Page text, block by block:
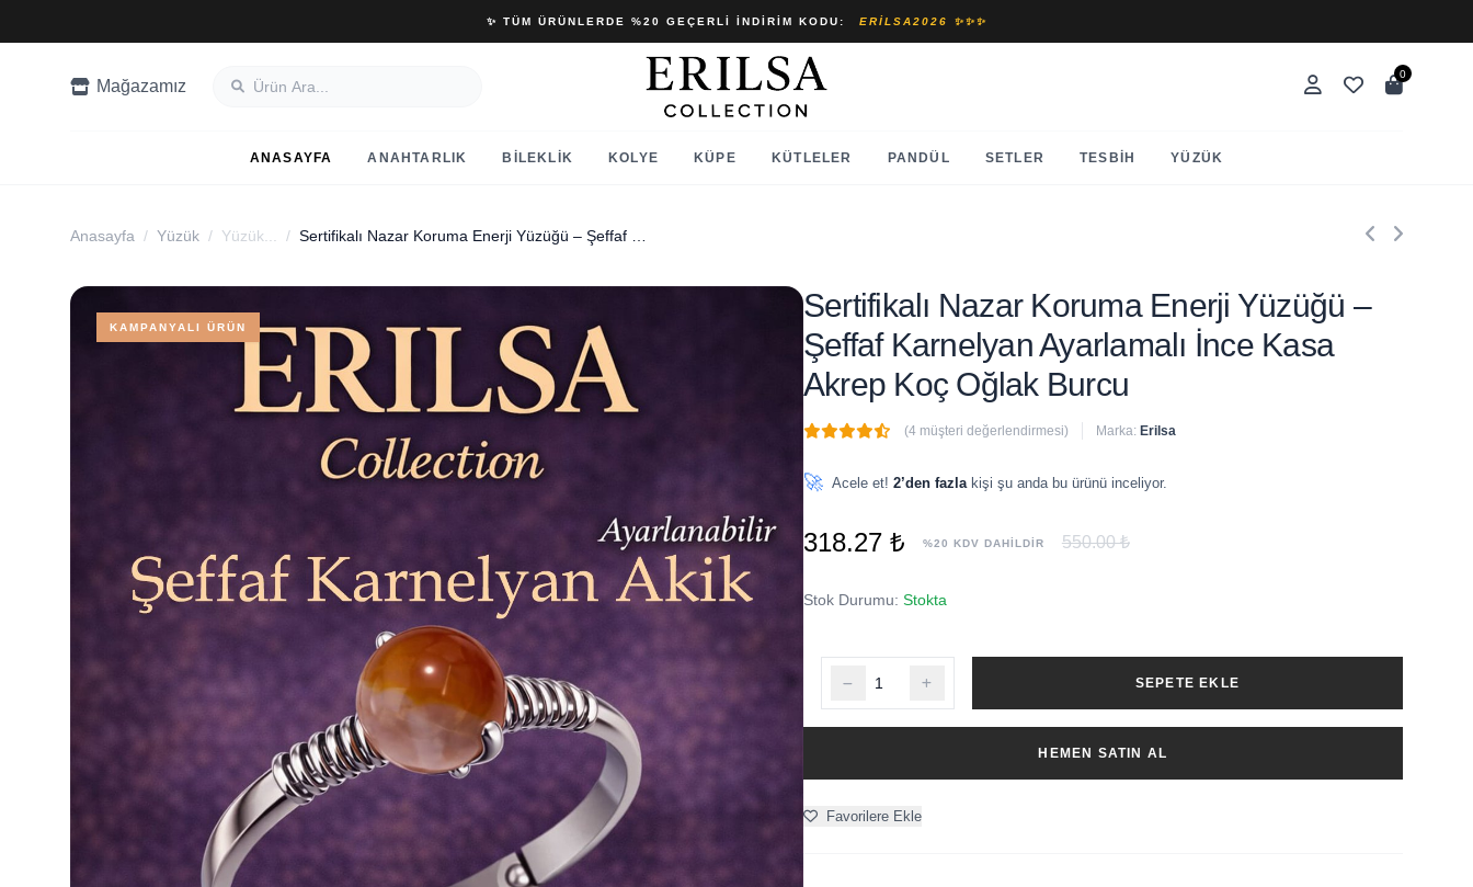
✨ TÜM ÜRÜNLERDE %20 GEÇERLI İNDIRIM KODU: ERILSA2026 ✨✨✨
Mağazamız
0
ANASAYFA ANAHTARLIK BILEKLIK KOLYE KÜPE KÜTLELER PANDÜL SETLER TESBIH YÜZÜK
Anasayfa / Yüzük / Yüzük... /
KAMPANYALI ÜRÜN
Sertifikalı Nazar Koruma Enerji Yüzüğü –
Şeffaf Karnelyan Ayarlamalı İnce Kasa
Akrep Koç Oğlak Burcu
(4 müşteri değerlendirmesi) Marka: Erilsa
🚀 Acele et! 2’den fazlakişi şu anda bu ürünü inceliyor.
318.27 ₺ %20 KDV DAHİLDİR 550.00 ₺
Stok Durumu: Stokta
SEPETE EKLE
HEMEN SATIN AL
Favorilere Ekle